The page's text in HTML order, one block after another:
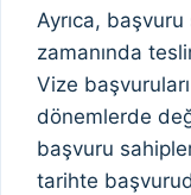
Ayrıca,
zamanında
Vize
dönemlerde
başvuru
tarihte